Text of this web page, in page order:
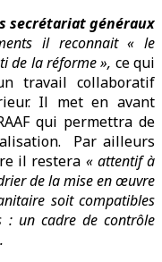
secrétariat généraux
il reconnait « le
de la réforme », ce qui
travail collaboratif
Il met en avant
qui permettra de
Par ailleurs
il restera « attentif à
de la mise en œuvre
soit compatibles
: un cadre de contrôle